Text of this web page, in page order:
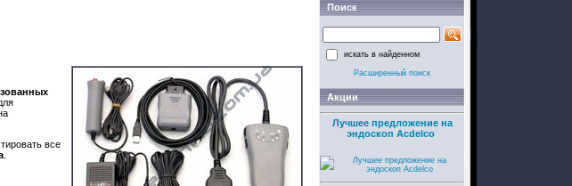
все
Поиск
искать в найденном
Расширенный поиск
Акции
Лучшее предложение на
эндоскоп Acdelco